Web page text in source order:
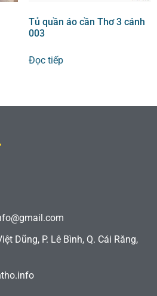
Tủ quần áo cần Thơ 3 cánh
003
Đọc tiếp
Dũng, P. Lê Bình, Q. Cái Răng,